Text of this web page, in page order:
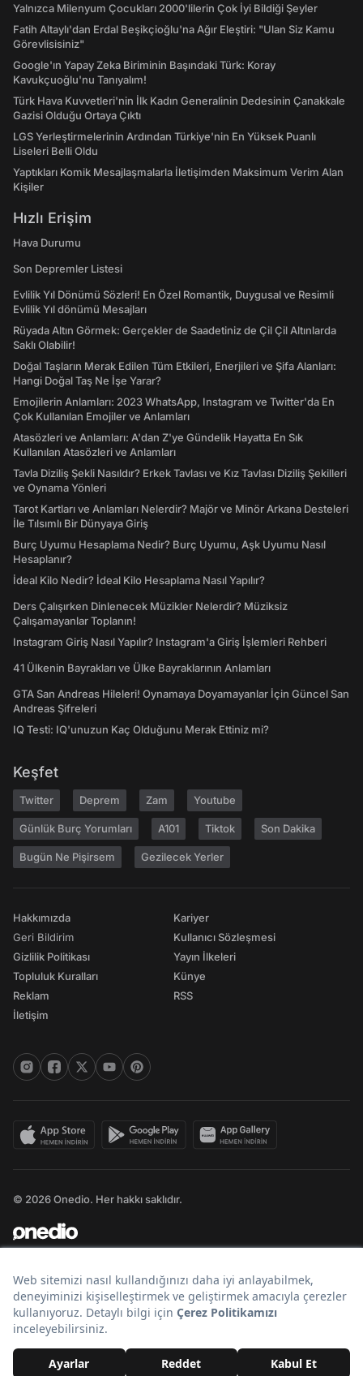
Yalnızca Milenyum Çocukları 2000'lilerin Çok İyi Bildiği Şeyler
Fatih Altaylı'dan Erdal Beşikçioğlu'na Ağır Eleştiri: "Ulan Siz Kamu
Görevlisisiniz"
Google'ın Yapay Zeka Biriminin Başındaki Türk: Koray
Kavukçuoğlu'nu Tanıyalım!
Türk Hava Kuvvetleri'nin İlk Kadın Generalinin Dedesinin Çanakkale
Gazisi Olduğu Ortaya Çıktı
LGS Yerleştirmelerinin Ardından Türkiye'nin En Yüksek Puanlı
Liseleri Belli Oldu
Yaptıkları Komik Mesajlaşmalarla İletişimden Maksimum Verim Alan
Kişiler
Hızlı Erişim
Hava Durumu
Son Depremler Listesi
Evlilik Yıl Dönümü Sözleri! En Özel Romantik, Duygusal ve Resimli
Evlilik Yıl dönümü Mesajları
Rüyada Altın Görmek: Gerçekler de Saadetiniz de Çil Çil Altınlarda
Saklı Olabilir!
Doğal Taşların Merak Edilen Tüm Etkileri, Enerjileri ve Şifa Alanları:
Hangi Doğal Taş Ne İşe Yarar?
Emojilerin Anlamları: 2023 WhatsApp, Instagram ve Twitter'da En
Çok Kullanılan Emojiler ve Anlamları
Atasözleri ve Anlamları: A'dan Z'ye Gündelik Hayatta En Sık
Kullanılan Atasözleri ve Anlamları
Tavla Diziliş Şekli Nasıldır? Erkek Tavlası ve Kız Tavlası Diziliş Şekilleri
ve Oynama Yönleri
Tarot Kartları ve Anlamları Nelerdir? Majör ve Minör Arkana Desteleri
İle Tılsımlı Bir Dünyaya Giriş
Burç Uyumu Hesaplama Nedir? Burç Uyumu, Aşk Uyumu Nasıl
Hesaplanır?
İdeal Kilo Nedir? İdeal Kilo Hesaplama Nasıl Yapılır?
Ders Çalışırken Dinlenecek Müzikler Nelerdir? Müziksiz
Çalışamayanlar Toplanın!
Instagram Giriş Nasıl Yapılır? Instagram'a Giriş İşlemleri Rehberi
41 Ülkenin Bayrakları ve Ülke Bayraklarının Anlamları
GTA San Andreas Hileleri! Oynamaya Doyamayanlar İçin Güncel San
Andreas Şifreleri
IQ Testi: IQ'unuzun Kaç Olduğunu Merak Ettiniz mi?
Keşfet
Twitter Deprem Zam Youtube
Günlük Burç Yorumları A101 Tiktok Son Dakika
Bugün Ne Pişirsem Gezilecek Yerler
Hakkımızda
Geri Bildirim
Gizlilik Politikası
Topluluk Kuralları
Reklam
İletişim
Kariyer
Kullanıcı Sözleşmesi
Yayın İlkeleri
Künye
RSS
© 2026 Onedio. Her hakkı saklıdır.
Bir markasıdır.